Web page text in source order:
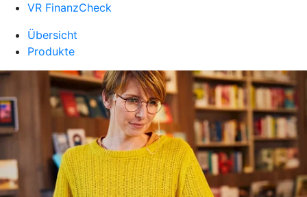
VR FinanzCheck
Übersicht
Produkte